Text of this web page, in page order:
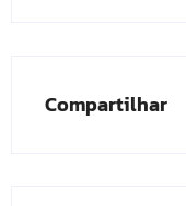
Compartilhar